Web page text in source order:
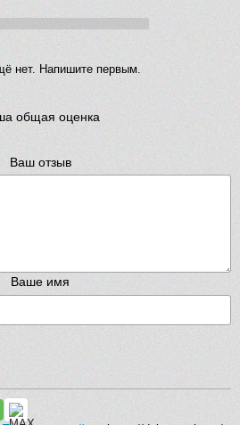
нет. Напишите первым.
общая оценка
Ваш отзыв
Ваше имя